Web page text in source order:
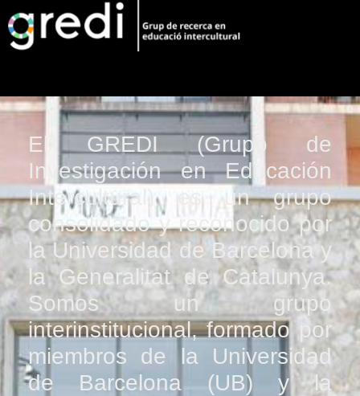
El GREDI (Grupo de
Investigación en Educación
Intercultural) es un grupo
consolidado y reconocido por
la Universidad de Barcelona y
la Generalitat de Catalunya.
Somos un grupo
interinstitucional, formado por
miembros de la Universidad
de Barcelona (UB) y la